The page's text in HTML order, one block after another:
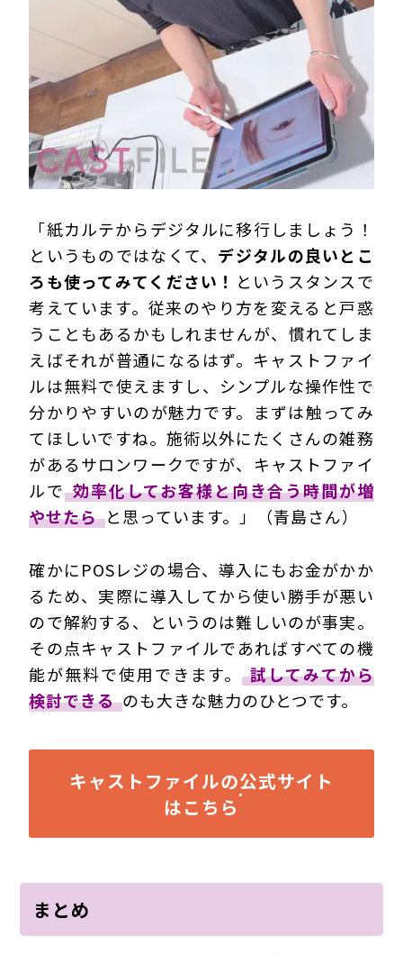
「紙カルテからデジタルに移行しましょう！
というものではなくて、 デジタルの良いとこ
ろも使ってみてください！ というスタンスで
考えています。従来のやり方を変えると戸惑
うこともあるかもしれませんが、慣れてしま
えばそれが普通になるはず。キャストファイ
ルは無料で使えますし、シンプルな操作性で
分かりやすいのが魅力です。まずは触ってみ
てほしいですね。施術以外にたくさんの雑務
があるサロンワークですが、キャストファイ
ルで 効率化してお客様と向き合う時間が増
やせたら と思っています。」（青島さん）
確かにPOSレジの場合、導入にもお金がかか
るため、実際に導入してから使い勝手が悪い
ので解約する、というのは難しいのが事実。
その点キャストファイルであればすべての機
能が無料で使用できます。 試してみてから
検討できる のも大きな魅力のひとつです。
キャストファイルの公式サイト
はこちら
まとめ